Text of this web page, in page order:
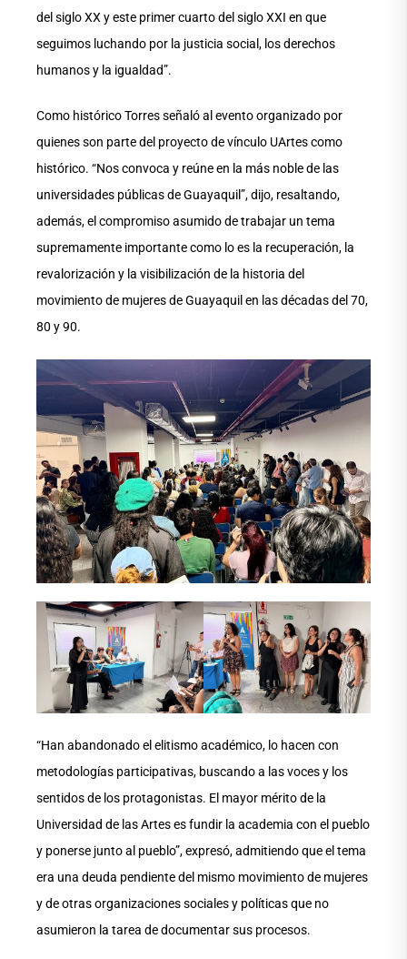
del siglo XX y este primer cuarto del siglo XXI en que
seguimos luchando por la justicia social, los derechos
humanos y la igualdad”.
Como histórico Torres señaló al evento organizado por
quienes son parte del proyecto de vínculo UArtes como
histórico. “Nos convoca y reúne en la más noble de las
universidades públicas de Guayaquil”, dijo, resaltando,
además, el compromiso asumido de trabajar un tema
supremamente importante como lo es la recuperación, la
revalorización y la visibilización de la historia del
movimiento de mujeres de Guayaquil en las décadas del 70,
80 y 90.
“Han abandonado el elitismo académico, lo hacen con
metodologías participativas, buscando a las voces y los
sentidos de los protagonistas. El mayor mérito de la
Universidad de las Artes es fundir la academia con el pueblo
y ponerse junto al pueblo”, expresó, admitiendo que el tema
era una deuda pendiente del mismo movimiento de mujeres
y de otras organizaciones sociales y políticas que no
asumieron la tarea de documentar sus procesos.